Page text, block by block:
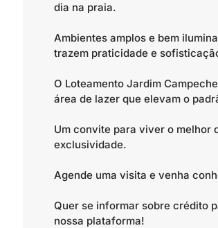
dia na praia.
Ambientes amplos e bem
trazem praticidade e
O Loteamento Jardim
área de lazer que elevam o
Um convite para viver o melhor
exclusividade.
Agende uma visita e venha
Quer se informar sobre crédito
nossa plataforma!